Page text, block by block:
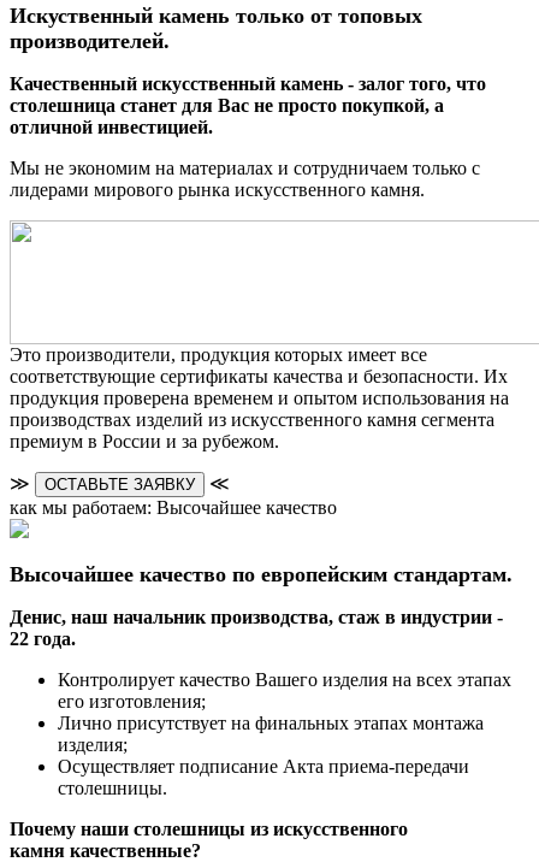
Искуственный камень только от топовых
производителей.
Качественный искусственный камень - залог того, что
столешница станет для Вас не просто покупкой, а
отличной инвестицией.
Мы не экономим на материалах и сотрудничаем только с
лидерами мирового рынка искусственного камня.
Это производители, продукция которых имеет все
соответствующие сертификаты качества и безопасности. Их
продукция проверена временем и опытом использования на
производствах изделий из искусственного камня сегмента
премиум в России и за рубежом.
≫ ОСТАВЬТЕ ЗАЯВКУ
≪
как мы работаем: Высочайшее качество
Высочайшее качество по европейским стандартам.
Денис, наш начальник производства, стаж в индустрии -
22 года.
Контролирует качество Вашего изделия на всех этапах
его изготовления;
Лично присутствует на финальных этапах монтажа
изделия;
Осуществляет подписание Акта приема-передачи
столешницы.
Почему наши столешницы из искусственного
камня качественные?